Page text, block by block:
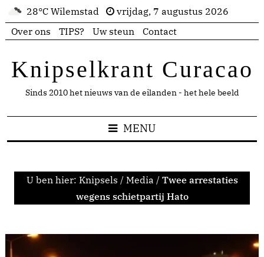
28°C Wilemstad
vrijdag, 7 augustus 2026
Over ons
TIPS? Uw steun Contact
Knipselkrant Curacao
Sinds 2010 het nieuws van de eilanden - het hele beeld
MENU
U ben hier: Knipsels / Media / Twee arrestaties
wegens schietpartij Hato